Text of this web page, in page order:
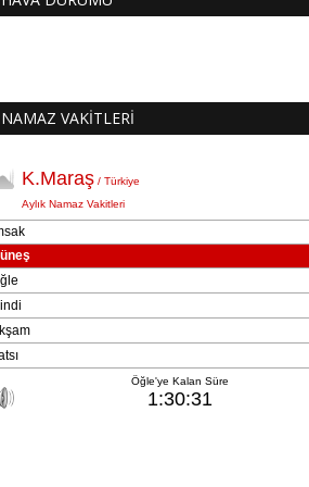
NAMAZ VAKİTLERİ